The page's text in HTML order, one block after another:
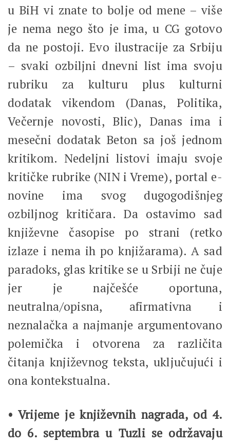
u BiH vi znate to bolje od mene – više
je nema nego što je ima, u CG gotovo
da ne postoji. Evo ilustracije za Srbiju
– svaki ozbiljni dnevni list ima svoju
rubriku za kulturu plus kulturni
dodatak vikendom (Danas, Politika,
Večernje novosti, Blic), Danas ima i
mesečni dodatak Beton sa još jednom
kritikom. Nedeljni listovi imaju svoje
kritičke rubrike (NIN i Vreme), portal e-
novine ima svog dugogodišnjeg
ozbiljnog kritičara. Da ostavimo sad
književne časopise po strani (retko
izlaze i nema ih po knjižarama). A sad
paradoks, glas kritike se u Srbiji ne čuje
jer je najčešće oportuna,
neutralna/opisna, afirmativna i
neznalačka a najmanje argumentovano
polemička i otvorena za različita
čitanja književnog teksta, uključujući i
ona kontekstualna.
• Vrijeme je književnih nagrada, od 4.
do 6. septembra u Tuzli se održavaju